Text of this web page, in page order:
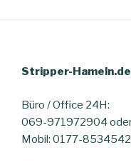
Stripper-Hameln.de
Büro / Office 24H:
069-971972904
Mobil: 0177-8534542